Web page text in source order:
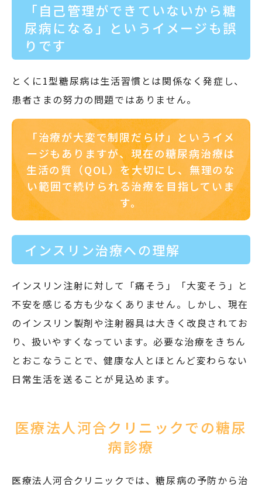
「自己管理ができていないから糖
尿病になる」というイメージも誤
りです
とくに1型糖尿病は生活習慣とは関係なく発症し、
患者さまの努力の問題ではありません。
「治療が大変で制限だらけ」というイメ
ージもありますが、現在の糖尿病治療は
生活の質（QOL）を大切にし、 無理のな
い範囲で続けられる治療を目指していま
す。
インスリン治療への理解
インスリン注射に対して「痛そう」「大変そう」と
不安を感じる方も少なくありません。しかし、現在
のインスリン製剤や注射器具は大きく改良されてお
り、扱いやすくなっています。必要な治療をきちん
とおこなうことで、健康な人とほとんど変わらない
日常生活を送ることが見込めます。
医療法人河合クリニックでの糖尿
病診療
医療法人河合クリニックでは、糖尿病の予防から治